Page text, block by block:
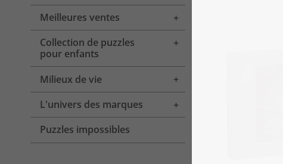
Meilleures ventes
Toggle menu
Collection de puzzles
pour enfants
Toggle menu
Milieux de vie
Toggle menu
L'univers des marques
Toggle menu
Puzzles impossibles